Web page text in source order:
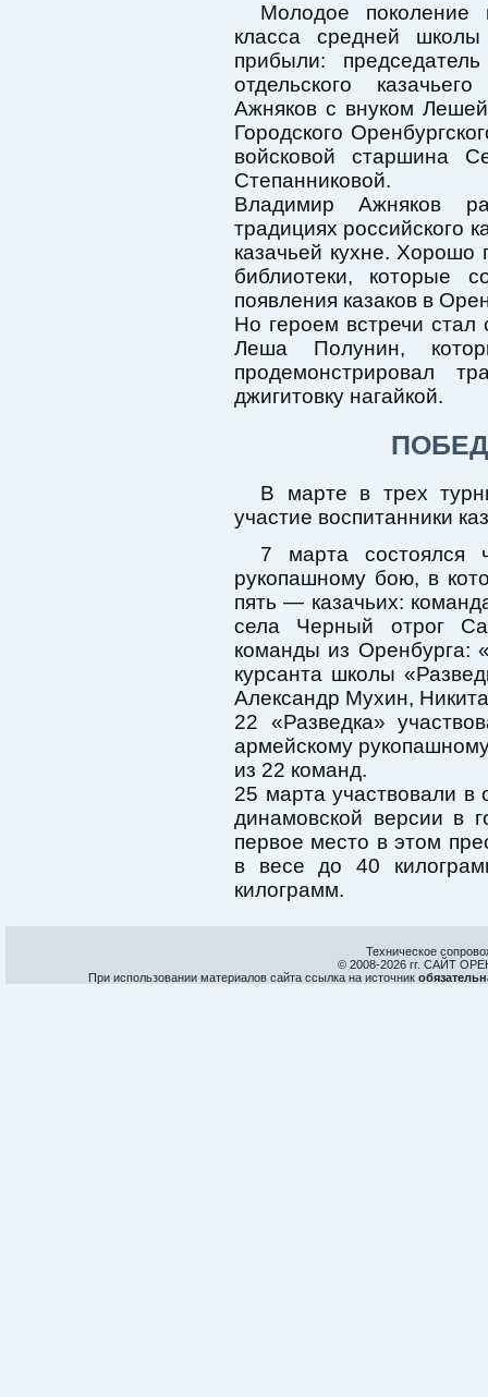
Молодое поколение
класса средней
прибыли:
отдельского
Ажняков с внуком
Городского
войсковой старшина
Степанниковой.
Владимир Ажняков
традициях российского
казачьей кухне. Хорошо
библиотеки, которые
появления казаков в
Но героем встречи
Леша Полунин,
продемонстрировал
джигитовку нагайкой.
В марте в трех
участие воспитанники
7 марта состоялся
рукопашному бою, в
пять — казачьих:
села Черный отрог
команды из Оренбурга:
курсанта школы
Александр Мухин,
22 «Разведка»
армейскому
из 22 команд.
25 марта участвовали в
динамовской версии в
первое место в этом
в весе до 40
килограмм.
Техническое
© 2008-2026 гг. САЙТ
При использовании материалов сайта ссылка на источник